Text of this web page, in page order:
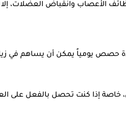
الأعصاب وانقباض العضلات،
حصص يومياً يمكن أن يساهم في
خاصة إذا كنت تحصل بالفعل على